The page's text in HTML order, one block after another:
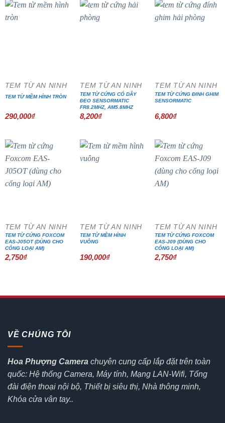
TEM TỪ AN NINH
TEM TỪ MỀM HÌNH TRÒN
290,000₫
TEM TỪ AN NINH
TEM TỪ CỨNG CÓ DÂY
ĐEO SENSORMATIC
FR8.2MHZ, AM5.8MHZ
8,200₫
TEM TỪ AN NINH
TEM TỪ CỨNG ĐINH GHIM
SENSORMATIC
6,800₫
TEM TỪ AN NINH
TEM TỪ CỨNG FOXCOM
EAS-J05OT (DÙNG CHO
CỔNG LOẠI AM)
2,750₫
TEM TỪ AN NINH
TEM TỪ MỀM HÌNH
VUÔNG
190,000₫
TEM TỪ AN NINH
TEM TỪ CỨNG FOXCOM
EAS-J09 (DÙNG CHO
CỔNG LOẠI AM)
2,750₫
VỀ CHÚNG TÔI
Hoa Phượng Camera chuyên cung cấp lắp đặt trên toàn
quốc: Hệ thống Camera, Máy tính, Mạng LAN-Wifi, Tổng
đài điện thoại nội bộ, Thiết bị siêu thị, Nhà thông minh,
Khóa cửa vân tay..